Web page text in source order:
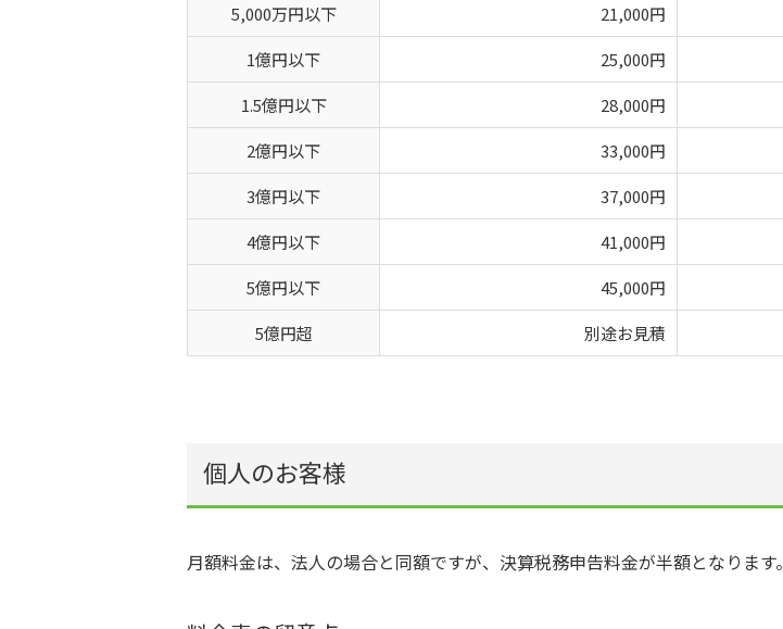
5,000万円以下
21,000円
1億円以下
25,000円
1.5億円以下
28,000円
2億円以下
33,000円
3億円以下
37,000円
4億円以下
41,000円
5億円以下
45,000円
5億円超
別途お見積
個人のお客様
月額料金は、法人の場合と同額ですが、決算税務申告料金が半額となります。